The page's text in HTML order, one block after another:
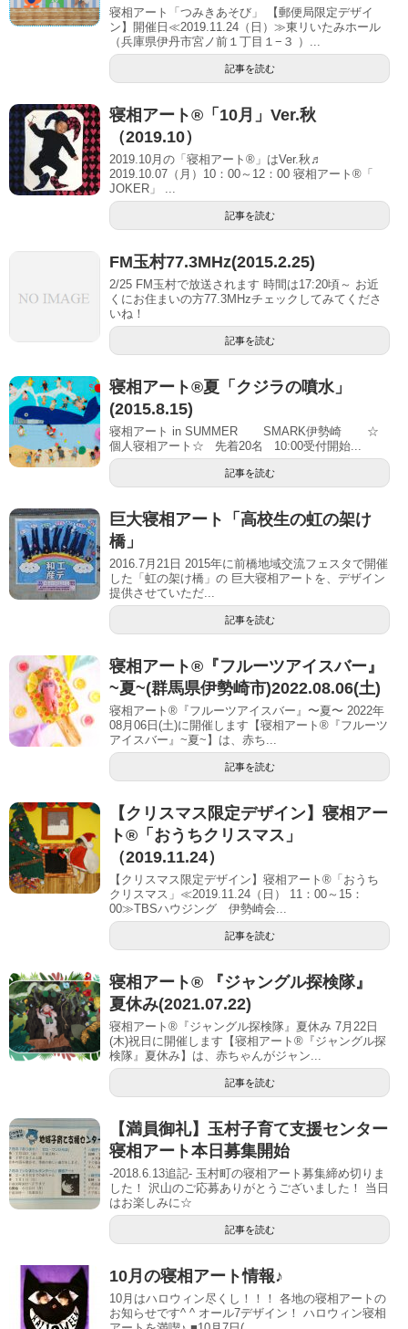
寝相アート「つみきあそび」 【郵便局限定デザイ
ン】開催日≪2019.11.24（日）≫東リいたみホール
（兵庫県伊丹市宮ノ前１丁目１−３ ）...
記事を読む
寝相アート®「10月」Ver.秋
（2019.10）
2019.10月の「寝相アート®」はVer.秋♬
2019.10.07（月）10：00～12：00 寝相アート®「
JOKER」 ...
記事を読む
FM玉村77.3MHz(2015.2.25)
2/25 FM玉村で放送されます 時間は17:20頃～ お近
くにお住まいの方77.3MHzチェックしてみてくださ
いね！
記事を読む
寝相アート®夏「クジラの噴水」
(2015.8.15)
寝相アート in SUMMER SMARK伊勢崎 ☆
個人寝相アート☆ 先着20名 10:00受付開始...
記事を読む
巨大寝相アート「高校生の虹の架け
橋」
2016.7月21日 2015年に前橋地域交流フェスタで開催
した「虹の架け橋」の 巨大寝相アートを、デザイン
提供させていただ...
記事を読む
寝相アート®︎『フルーツアイスバー』
~夏~(群馬県伊勢崎市)2022.08.06(土)
寝相アート®『フルーツアイスバー』〜夏〜 2022年
08月06日(土)に開催します【寝相アート®︎『フルーツ
アイスバー』~夏~】は、赤ち...
記事を読む
【クリスマス限定デザイン】寝相アー
ト®「おうちクリスマス」
（2019.11.24）
【クリスマス限定デザイン】寝相アート®「おうち
クリスマス」≪2019.11.24（日） 11：00～15：
00≫TBSハウジング 伊勢崎会...
記事を読む
寝相アート® 『ジャングル探検隊』
夏休み(2021.07.22)
寝相アート®『ジャングル探検隊』夏休み 7月22日
(木)祝日に開催します【寝相アート®︎『ジャングル探
検隊』夏休み】は、赤ちゃんがジャン...
記事を読む
【満員御礼】玉村子育て支援センター
寝相アート本日募集開始
-2018.6.13追記- 玉村町の寝相アート募集締め切りま
した！ 沢山のご応募ありがとうございました！ 当日
はお楽しみに☆
記事を読む
10月の寝相アート情報♪
10月はハロウィン尽くし！！！ 各地の寝相アートの
お知らせです^ ^ オール7デザイン！ ハロウィン寝相